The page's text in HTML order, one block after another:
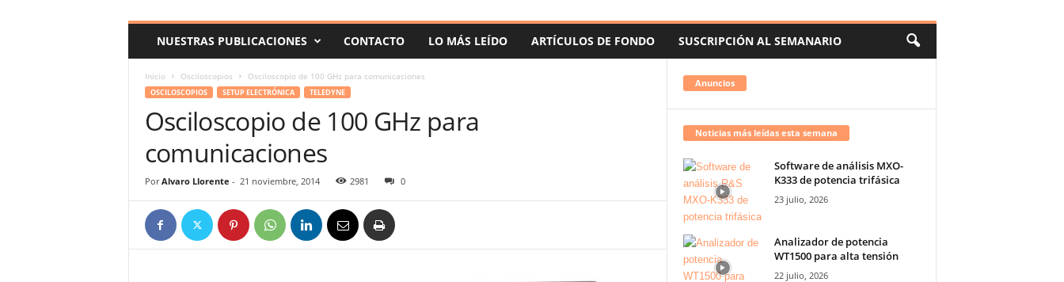
o
NUESTRAS PUBLICACIONES CONTACTO LO MÁS LEÍDO ARTÍCULOS DE FONDO SUSCRIPCIÓN AL SEMANARIO
Inicio Osciloscopios Osciloscopio de 100 GHz para comunicaciones
OSCILOSCOPIOS SETUP ELECTRÓNICA TELEDYNE
Osciloscopio de 100 GHz para
comunicaciones
Por Alvaro Llorente - 21 noviembre, 2014 2981 0
Anuncios
Noticias más leídas esta semana
Software de análisis MXO-
K333 de potencia trifásica
23 julio, 2026
Analizador de potencia
WT1500 para alta tensión
22 julio, 2026